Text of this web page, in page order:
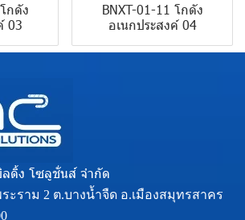
กดัง
03
BNXT-01-11 โกดัง
อเนกประสงค์ 04
ดิ้ง โซลูชั่นส์ จำกัด
ระราม 2 ต.บางน้ำจืด อ.เมืองสมุทรสาคร